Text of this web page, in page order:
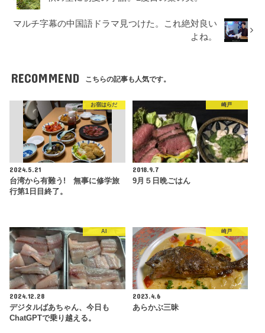
マルチ字幕の中国語ドラマ見つけた。これ絶対良い
よね。
RECOMMEND こちらの記事も人気です。
お宿はらだ
2024.5.21
台湾から有難う! 無事に修学旅
行第1日目終了。
崎戸
2018.9.7
9月５日晩ごはん
AI
2024.12.28
デジタルばあちゃん、今日も
ChatGPTで乗り越える。
崎戸
2023.4.6
あらかぶ三昧